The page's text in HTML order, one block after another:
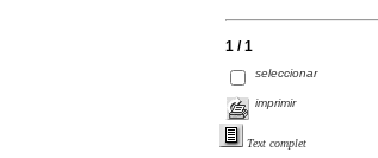
1 / 1
seleccionar
imprimir
Text complet